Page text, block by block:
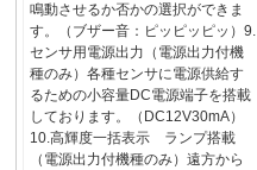
鳴動させるか否かの選択ができま
す。（ブザー音：ピッピッピッ）9.
センサ用電源出力（電源出力付機
種のみ）各種センサに電源供給す
るための小容量DC電源端子を搭載
しております。（DC12V30mA）
10.高輝度一括表示 ランプ搭載
（電源出力付機種のみ）遠方から